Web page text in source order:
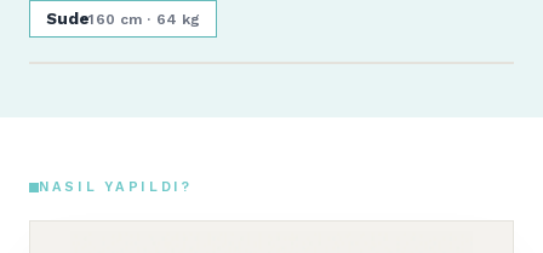
Sude160 cm · 64 kg
NASIL YAPILDI?